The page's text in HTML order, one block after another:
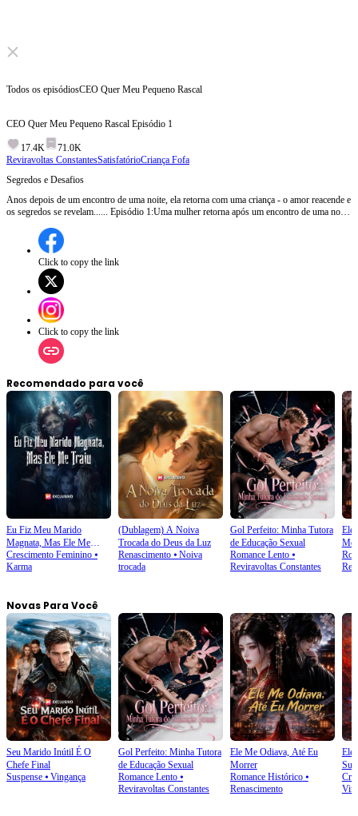
Todos os episódiosCEO Quer Meu Pequeno Rascal
CEO Quer Meu Pequeno Rascal Episódio 1
17.4K
71.0K
Reviravoltas ConstantesSatisfatórioCriança Fofa
Segredos e Desafios
Anos depois de um encontro de uma noite, ela retorna com uma criança - o amor reacende e
os segredos se revelam...... Episódio 1:Uma mulher retorna após um encontro de uma noite,
solteira. Enquanto isso, um acidente coloca a saúde de uma criança em risco, gerando
conflitos sobre custos médicos e legados familiares.Será que ela conseguirá enfrentar todos
os desafios que a esperam?
Click to copy the link
Click to copy the link
Recomendado para você
Eu Fiz Meu Marido
Magnata, Mas Ele Me
Traiu
Crescimento Feminino ⦁
Karma
(Dublagem) A Noiva
Trocada do Deus da Luz
Renascimento⦁ Noiva
trocada
Gol Perfeito: Minha Tutora
de Educação Sexual
Romance Lento⦁
Reviravoltas Constantes
Ele
Novas Para Você
Seu Marido Inútil É O
Chefe Final
Suspense ⦁ Vingança
Gol Perfeito: Minha Tutora
de Educação Sexual
Romance Lento⦁
Reviravoltas Constantes
Ele Me Odiava, Até Eu
Morrer
Romance Histórico⦁
Renascimento
Ele